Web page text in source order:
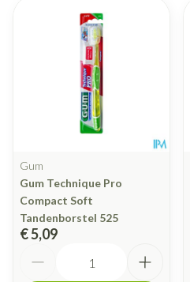
Gum
Gum Technique Pro
Compact Soft
Tandenborstel 525
€ 5,09